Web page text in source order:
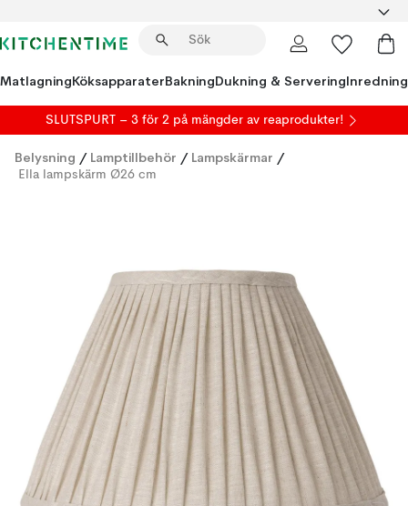
MatlagningKöksapparaterBakningDukning & ServeringInredning
SLUTSPURT – 3 för 2 på mängder av reaprodukter!
Belysning / Lamptillbehör / Lampskärmar /
Ella lampskärm Ø26 cm